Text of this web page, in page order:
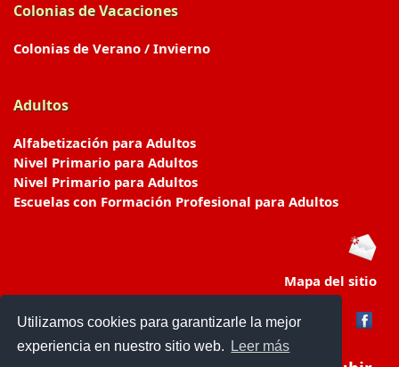
Utilizamos cookies para garantizarle la mejor
experiencia en nuestro sitio web.
Leer más
Colonias de Vacaciones
Colonias de Verano / Invierno
Adultos
Alfabetización para Adultos
Nivel Primario para Adultos
Nivel Primario para Adultos
Escuelas con Formación Profesional para Adultos
Mapa del sitio